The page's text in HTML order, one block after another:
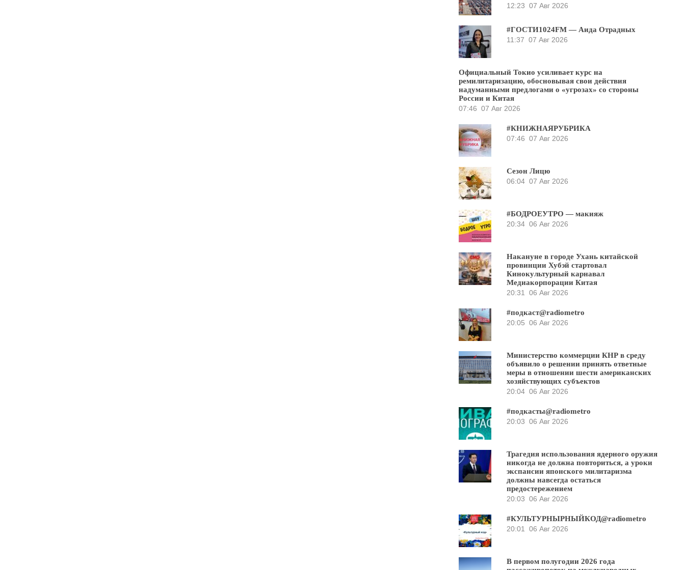
12:23 07 Авг 2026
#ГОСТИ1024FM — Аида Отрадных
11:37 07 Авг 2026
Официальный Токио усиливает курс на
ремилитаризацию, обосновывая свои действия
надуманными предлогами о «угрозах» со стороны
России и Китая
07:46 07 Авг 2026
#КНИЖНАЯРУБРИКА
07:46 07 Авг 2026
Сезон Лицю
06:04 07 Авг 2026
#БОДРОЕУТРО — макияж
20:34 06 Авг 2026
Накануне в городе Ухань китайской
провинции Хубэй стартовал
Кинокультурный карнавал
Медиакорпорации Китая
20:31
06 Авг 2026
#подкаст@radiometro
20:05 06 Авг 2026
Министерство коммерции КНР в среду
объявило о решении принять ответные
меры в отношении шести американских
хозяйствующих субъектов
20:04 06 Авг 2026
#подкасты@radiometro
20:03 06 Авг 2026
Трагедия использования ядерного оружия
никогда не должна повториться, а уроки
экспансии японского милитаризма
должны навсегда остаться
предостережением
20:03 06 Авг 2026
#КУЛЬТУРНЫРНЫЙКОД@radiometro
20:01
06 Авг 2026
В первом полугодии 2026 года